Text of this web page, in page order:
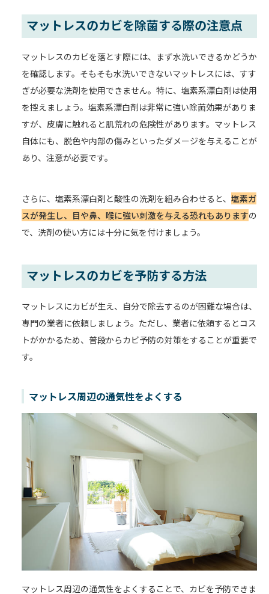
マットレスのカビを除菌する際の注意点
マットレスのカビを落とす際には、まず水洗いできるかどうか
を確認します。そもそも水洗いできないマットレスには、すす
ぎが必要な洗剤を使用できません。特に、塩素系漂白剤は使用
を控えましょう。塩素系漂白剤は非常に強い除菌効果がありま
すが、皮膚に触れると肌荒れの危険性があります。マットレス
自体にも、脱色や内部の傷みといったダメージを与えることが
あり、注意が必要です。
さらに、塩素系漂白剤と酸性の洗剤を組み合わせると、 塩素ガ
スが発生し、目や鼻、喉に強い刺激を与える恐れもありますの
で、洗剤の使い方には十分に気を付けましょう。
マットレスのカビを予防する方法
マットレスにカビが生え、自分で除去するのが困難な場合は、
専門の業者に依頼しましょう。ただし、業者に依頼するとコス
トがかかるため、普段からカビ予防の対策をすることが重要で
す。
マットレス周辺の通気性をよくする
マットレス周辺の通気性をよくすることで、カビを予防できま